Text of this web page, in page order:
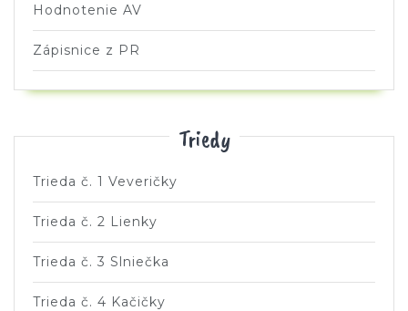
Hodnotenie AV
Zápisnice z PR
Triedy
Trieda č. 1 Veveričky
Trieda č. 2 Lienky
Trieda č. 3 Slniečka
Trieda č. 4 Kačičky